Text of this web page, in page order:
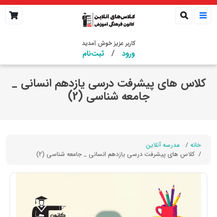
کاربر عزیز خوش آمدید
ورود / ثبت‌نام
کلاس های پیشرفت درسی یازدهم انسانی _
جامعه شناسی (2)
خانه
مدرسه آنلاین
کلاس های پیشرفت درسی یازدهم انسانی _ جامعه شناسی (2)